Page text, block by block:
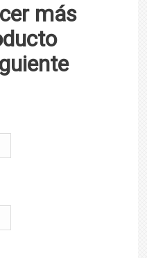
más